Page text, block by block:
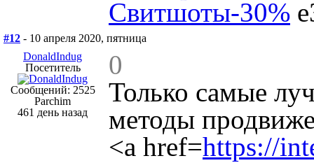
Свитшоты-30%
#12 - 10 апреля 2020, пятница
DonaldIndug
Посетитель
Сообщений: 2525
Parchim
461 день назад
0
Только самые
методы
<a href=https://